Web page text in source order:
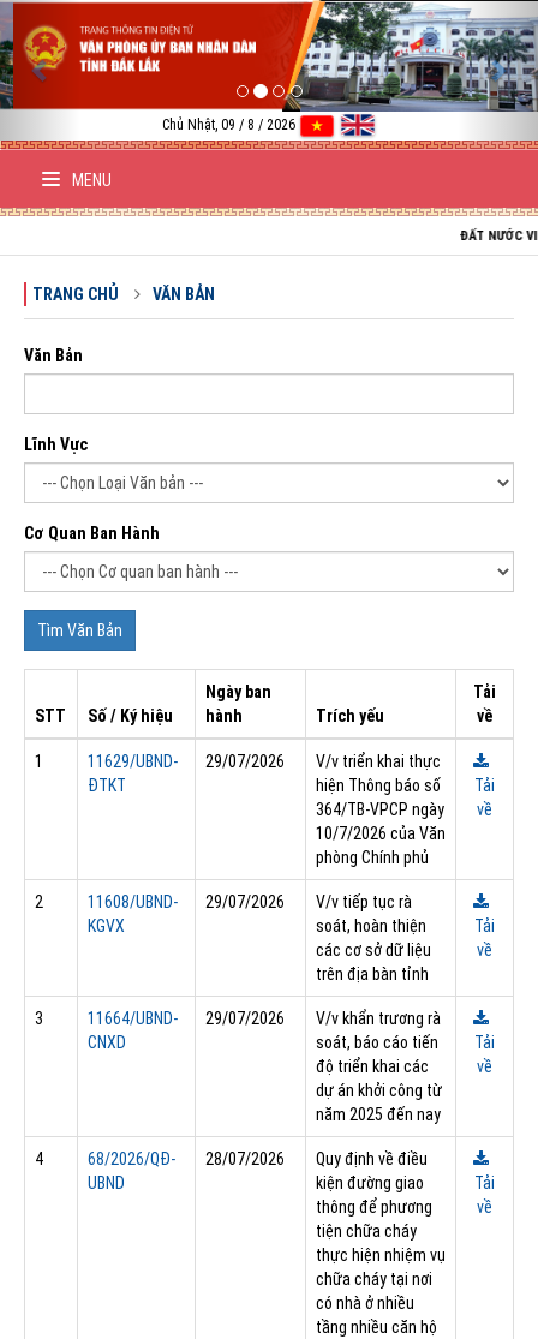
Chủ Nhật, 09 / 8 / 2026
MENU
ĐẤT NƯỚC VIỆT
TRANG CHỦ VĂN BẢN
Văn Bản
Lĩnh Vực
Cơ Quan Ban Hành
STT Số / Ký hiệu
Ngày ban
hành
Trích yếu
Tải
về
1
11629/UBND-
ĐTKT
29/07/2026
V/v triển khai thực
hiện Thông báo số
364/TB-VPCP ngày
10/7/2026 của Văn
phòng Chính phủ
Tải
về
2
11608/UBND-
KGVX
29/07/2026
V/v tiếp tục rà
soát, hoàn thiện
các cơ sở dữ liệu
trên địa bàn tỉnh
Tải
về
3
11664/UBND-
CNXD
29/07/2026
V/v khẩn trương rà
soát, báo cáo tiến
độ triển khai các
dự án khởi công từ
năm 2025 đến nay
Tải
về
4
68/2026/QĐ-
UBND
28/07/2026
Quy định về điều
kiện đường giao
thông để phương
tiện chữa cháy
thực hiện nhiệm vụ
chữa cháy tại nơi
có nhà ở nhiều
tầng nhiều căn hộ
Tải
về